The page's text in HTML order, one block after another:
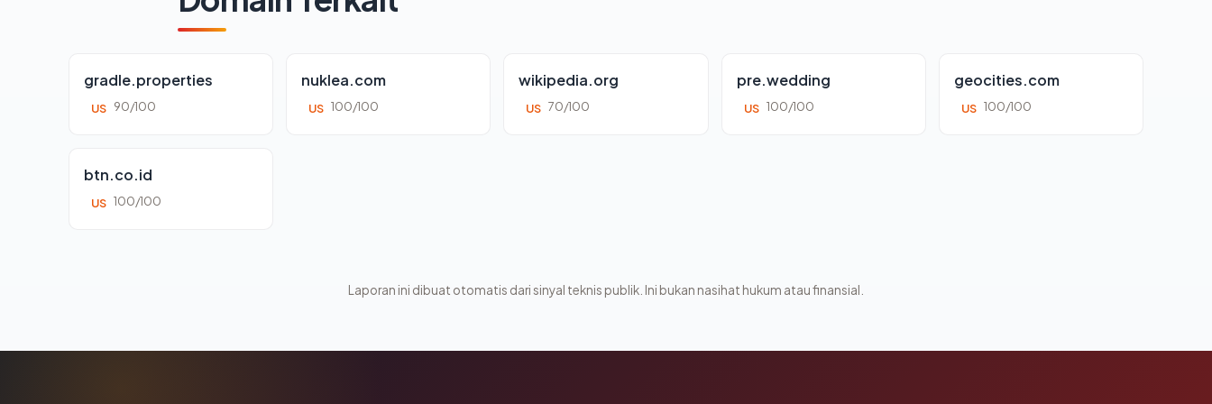
gradle.properties
US 90/100
nuklea.com
US 100/100
wikipedia.org
US 70/100
pre.wedding
US 100/100
geocities.com
US 100/100
btn.co.id
US 100/100
Laporan ini dibuat otomatis dari sinyal teknis publik. Ini bukan nasihat hukum atau finansial.